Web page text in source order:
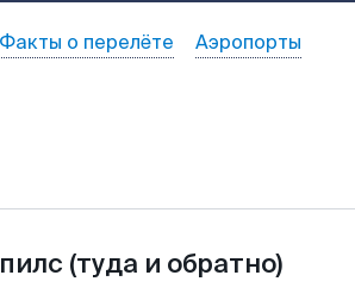
Факты о перелёте Аэропорты
(туда и обратно)